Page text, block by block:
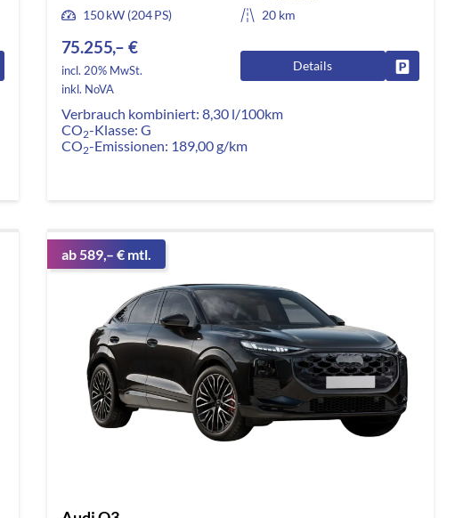
Fahrzeug parken
150 kW (204 PS)
20 km
75.255,– €
incl. 20% MwSt.
inkl. NoVA
Details
Verbrauch kombiniert: 8,30 l/100km
CO2-Klasse: G
CO2-Emissionen: 189,00 g/km
ab 589,– € mtl.